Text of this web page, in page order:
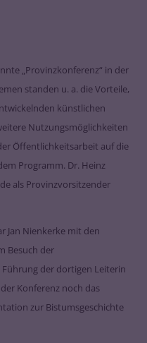
„Provinzkonferenz“ in der
standen u. a. die Vorteile,
künstlichen
Nutzungsmöglichkeiten
Öffentlichkeitsarbeit auf die
Programm. Dr. Heinz
als Provinzvorsitzender
Jan Nienkerke mit den
Besuch der
der dortigen Leiterin
Konferenz noch das
zur Bistumsgeschichte